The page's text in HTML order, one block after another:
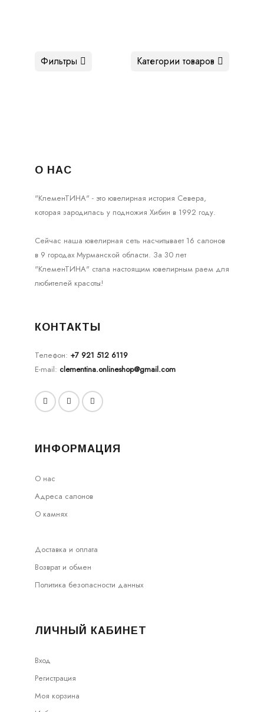
Категории товаров
Фильтры
О НАС
"КлеменТИНА" - это ювелирная история Севера,
которая зародилась у подножия Хибин в 1992 году.
Сейчас наша ювелирная сеть насчитывает 16 салонов
в 9 городах Мурманской области. За 30 лет
"КлеменТИНА" стала настоящим ювелирным раем для
любителей красоты!
КОНТАКТЫ
Телефон: +7 921 512 6119
E-mail: clementina.onlineshop@gmail.com
ИНФОРМАЦИЯ
О нас
Адреса салонов
О камнях
Доставка и оплата
Возврат и обмен
Политика безопасности данных
ЛИЧНЫЙ КАБИНЕТ
Вход
Регистрация
Моя корзина